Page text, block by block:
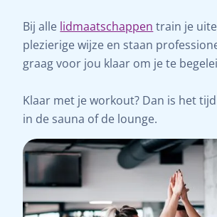
Bij alle lidmaatschappen train je
plezierige wijze en staan
graag voor jou klaar om je te
Klaar met je workout? Dan is het
in de sauna of de lounge.